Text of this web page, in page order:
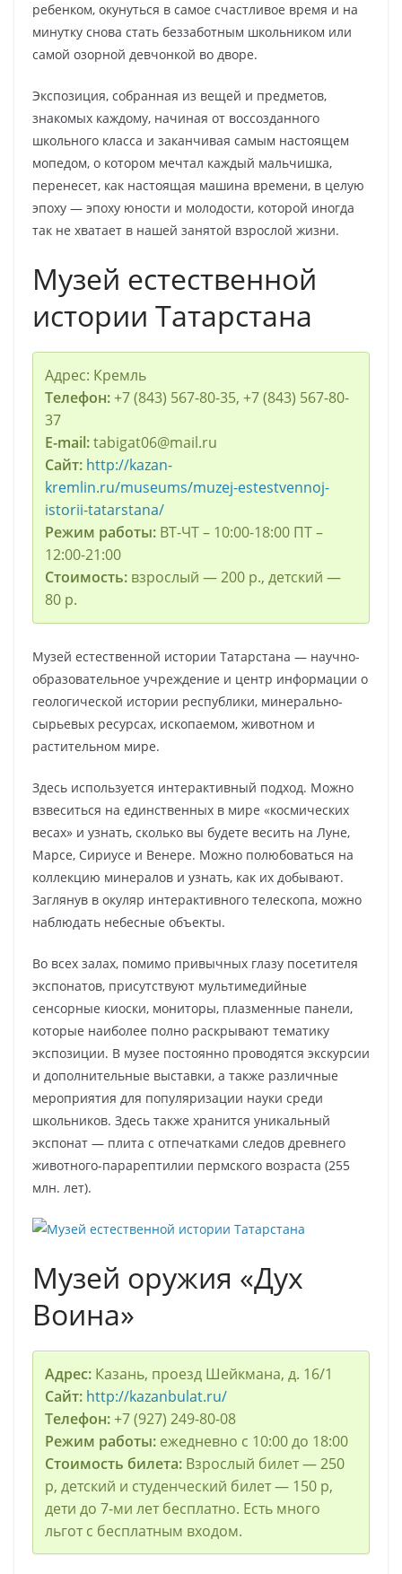
ребенком, окунуться в самое счастливое время и на
минутку снова стать беззаботным школьником или
самой озорной девчонкой во дворе.
Экспозиция, собранная из вещей и предметов,
знакомых каждому, начиная от воссозданного
школьного класса и заканчивая самым настоящем
мопедом, о котором мечтал каждый мальчишка,
перенесет, как настоящая машина времени, в целую
эпоху — эпоху юности и молодости, которой иногда
так не хватает в нашей занятой взрослой жизни.
Музей естественной
истории Татарстана
Адрес: Кремль
Телефон:+7 (843) 567-80-35, +7 (843) 567-80-
37
E-mail:tabigat06@mail.ru
Сайт: http://kazan-
kremlin.ru/museums/muzej-estestvennoj-
istorii-tatarstana/
Режим работы:ВТ-ЧТ – 10:00-18:00 ПТ –
12:00-21:00
Стоимость:взрослый — 200 р., детский —
80 р.
Музей естественной истории Татарстана — научно-
образовательное учреждение и центр информации о
геологической истории республики, минерально-
сырьевых ресурсах, ископаемом, животном и
растительном мире.
Здесь используется интерактивный подход. Можно
взвеситься на единственных в мире «космических
весах» и узнать, сколько вы будете весить на Луне,
Марсе, Сириусе и Венере. Можно полюбоваться на
коллекцию минералов и узнать, как их добывают.
Заглянув в окуляр интерактивного телескопа, можно
наблюдать небесные объекты.
Во всех залах, помимо привычных глазу посетителя
экспонатов, присутствуют мультимедийные
сенсорные киоски, мониторы, плазменные панели,
которые наиболее полно раскрывают тематику
экспозиции. В музее постоянно проводятся экскурсии
и дополнительные выставки, а также различные
мероприятия для популяризации науки среди
школьников. Здесь также хранится уникальный
экспонат — плита с отпечатками следов древнего
животного-парарептилии пермского возраста (255
млн. лет).
Музей оружия «Дух
Воина»
Адрес:Казань, проезд Шейкмана, д. 16/1
Сайт: http://kazanbulat.ru/
Телефон:+7 (927) 249-80-08
Режим работы:ежедневно с 10:00 до 18:00
Стоимость билета:Взрослый билет — 250
р, детский и студенческий билет — 150 р,
дети до 7-ми лет бесплатно. Есть много
льгот с бесплатным входом.